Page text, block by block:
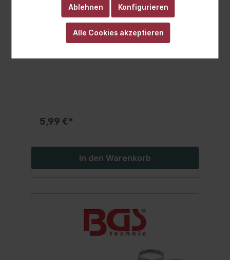
BGS Schlauchklemmen | rostfrei |
25 x 40 mm | 10-tlg.
geeignet für 25 bis 40 mm Schläuche9 mm
Schellenbreitepassend für Verkaufsdisplay
5,99 €*
In den Warenkorb
Ablehnen Konfigurieren
Alle Cookies akzeptieren